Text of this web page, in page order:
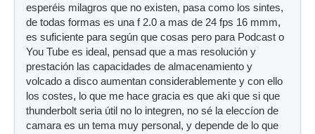
esperéis milagros que no existen, pasa como los sintes,
de todas formas es una f 2.0 a mas de 24 fps 16 mmm,
es suficiente para según que cosas pero para Podcast o
You Tube es ideal, pensad que a mas resolución y
prestación las capacidades de almacenamiento y
volcado a disco aumentan considerablemente y con ello
los costes, lo que me hace gracia es que aki que si que
thunderbolt seria útil no lo integren, no sé la eleccíon de
camara es un tema muy personal, y depende de lo que